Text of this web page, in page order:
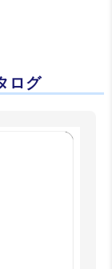
ログ